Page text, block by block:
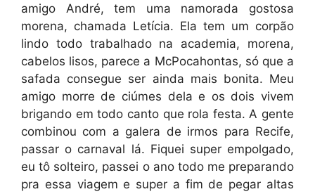
amigo André, tem uma namorada gostosa
morena, chamada Letícia. Ela tem um corpão
lindo todo trabalhado na academia, morena,
cabelos lisos, parece a McPocahontas, só que a
safada consegue ser ainda mais bonita. Meu
amigo morre de ciúmes dela e os dois vivem
brigando em todo canto que rola festa. A gente
combinou com a galera de irmos para Recife,
passar o carnaval lá. Fiquei super empolgado,
eu tô solteiro, passei o ano todo me preparando
pra essa viagem e super a fim de pegar altas